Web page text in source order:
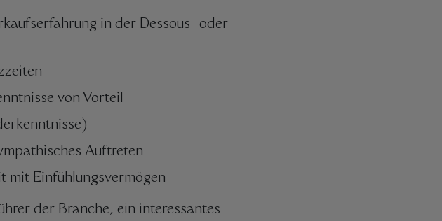
in der Dessous- oder
von Vorteil
Auftreten
mit Einfühlungsvermögen
der Branche, ein interessantes